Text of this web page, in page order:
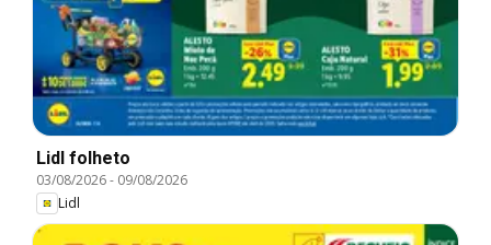
Lidl folheto
03/08/2026- 09/08/2026
Lidl